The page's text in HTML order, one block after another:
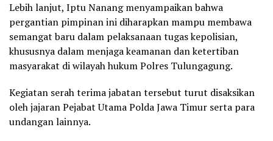
Lebih lanjut, Iptu Nanang menyampaikan bahwa
pergantian pimpinan ini diharapkan mampu membawa
semangat baru dalam pelaksanaan tugas kepolisian,
khususnya dalam menjaga keamanan dan ketertiban
masyarakat di wilayah hukum Polres Tulungagung.
Kegiatan serah terima jabatan tersebut turut disaksikan
oleh jajaran Pejabat Utama Polda Jawa Timur serta para
undangan lainnya.